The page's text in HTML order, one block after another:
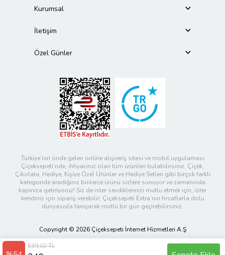
539,02 TL
Kurumsal
İletişim
Özel Günler
Türkiye’nin önde gelen online alışveriş sitesi ve mobil uygulaması
Çiçeksepeti’nde, ihtiyacınız olan tüm ürünleri bulabilirsiniz. Çiçek,
Çikolata, Hediye, Kişiye Özel Ürünler ve Hediye Setleri gibi birçok farklı
kategoride aradığınız binlerce ürünü sizlere sunuyor ve zamanında
kapınıza getiriyoruz! Siz de ister sevdiklerinizi mutlu etmek için, ister
kendiniz için sipariş verebilir; Çiçeksepeti Extra’nın fırsatlarla dolu
dünyasıyla tanışarak mutlu bir gün geçirebilirsiniz.
Copyright © 2026 Çiçeksepeti İnternet Hizmetleri A.Ş